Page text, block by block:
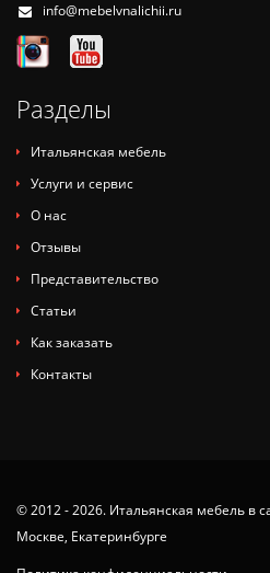
info@mebelvnalichii.ru
Разделы
Итальянская мебель
Услуги и сервис
О нас
Отзывы
Представительство
Статьи
Как заказать
Контакты
© 2012 - 2026. Итальянская мебель в
Москве, Екатеринбурге